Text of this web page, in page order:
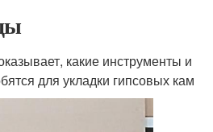
какие инструменты и
для укладки гипсовых кам